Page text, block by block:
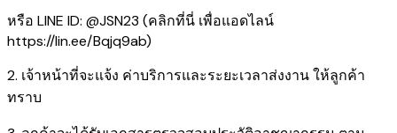
หรือ LINE ID: @JSN23 (คลิกที่นี่ เพื่อแอดไลน์
https://lin.ee/Bqjq9ab)
2. เจ้าหน้าที่จะแจ้ง ค่าบริการและระยะเวลาส่งงาน ให้ลูกค้า
ทราบ